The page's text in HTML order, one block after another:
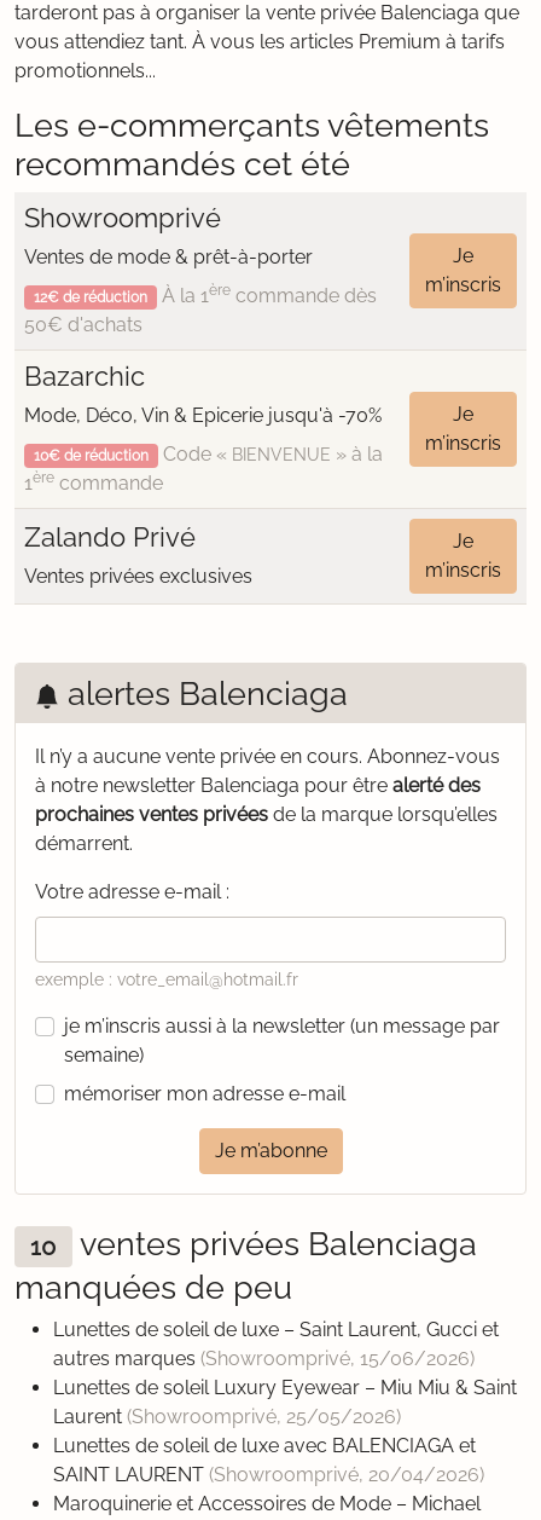
tarderont pas à organiser la vente privée Balenciaga que
vous attendiez tant. À vous les articles Premium à tarifs
promotionnels...
Les e-commerçants vêtements
recommandés cet été
Showroomprivé
Ventes de mode & prêt-à-porter
12€ de réduction À la 1èrecommande dès
50€ d'achats
Je
m’inscris
Bazarchic
Mode, Déco, Vin & Epicerie jusqu'à -70%
10€ de réduction Code « BIENVENUE » à la
1ère commande
Je
m’inscris
Zalando Privé
Ventes privées exclusives
Je
m’inscris
alertes Balenciaga
Il n’y a aucune vente privée en cours. Abonnez-vous
à notre newsletter Balenciaga pour être alerté des
prochaines ventes privées de la marque lorsqu’elles
démarrent.
Votre adresse e-mail :
exemple : votre_email@hotmail.fr
je m’inscris aussi à la newsletter (un message par
semaine)
mémoriser mon adresse e-mail
Je m’abonne
10
ventes privées Balenciaga
manquées de peu
Lunettes de soleil de luxe – Saint Laurent, Gucci et
autres marques (Showroomprivé, 15/06/2026)
Lunettes de soleil Luxury Eyewear – Miu Miu & Saint
Laurent (Showroomprivé, 25/05/2026)
Lunettes de soleil de luxe avec BALENCIAGA et
SAINT LAURENT (Showroomprivé, 20/04/2026)
Maroquinerie et Accessoires de Mode – Michael